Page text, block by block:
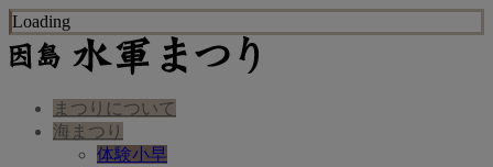
Loading
まつりについて
海まつり
体験小早